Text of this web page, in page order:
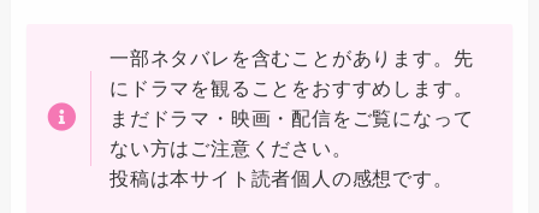
一部ネタバレを含むことがあります。先
にドラマを観ることをおすすめします。
まだドラマ・映画・配信をご覧になって
ない方はご注意ください。
投稿は本サイト読者個人の感想です。